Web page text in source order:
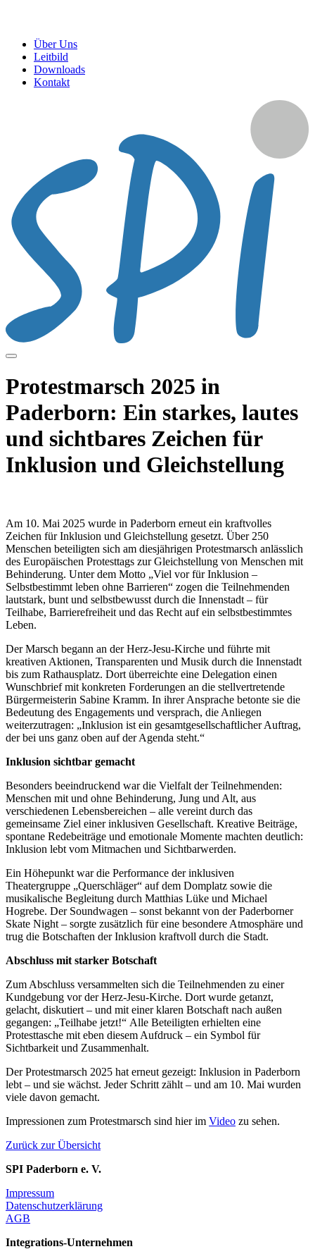
Über Uns
Leitbild
Downloads
Kontakt
Protestmarsch 2025 in
Paderborn: Ein starkes, lautes
und sichtbares Zeichen für
Inklusion und Gleichstellung
Am 10. Mai 2025 wurde in Paderborn erneut ein kraftvolles
Zeichen für Inklusion und Gleichstellung gesetzt. Über 250
Menschen beteiligten sich am diesjährigen Protestmarsch anlässlich
des Europäischen Protesttags zur Gleichstellung von Menschen mit
Behinderung. Unter dem Motto „Viel vor für Inklusion –
Selbstbestimmt leben ohne Barrieren“ zogen die Teilnehmenden
lautstark, bunt und selbstbewusst durch die Innenstadt – für
Teilhabe, Barrierefreiheit und das Recht auf ein selbstbestimmtes
Leben.
Der Marsch begann an der Herz-Jesu-Kirche und führte mit
kreativen Aktionen, Transparenten und Musik durch die Innenstadt
bis zum Rathausplatz. Dort überreichte eine Delegation einen
Wunschbrief mit konkreten Forderungen an die stellvertretende
Bürgermeisterin Sabine Kramm. In ihrer Ansprache betonte sie die
Bedeutung des Engagements und versprach, die Anliegen
weiterzutragen: „Inklusion ist ein gesamtgesellschaftlicher Auftrag,
der bei uns ganz oben auf der Agenda steht.“
Inklusion sichtbar gemacht
Besonders beeindruckend war die Vielfalt der Teilnehmenden:
Menschen mit und ohne Behinderung, Jung und Alt, aus
verschiedenen Lebensbereichen – alle vereint durch das
gemeinsame Ziel einer inklusiven Gesellschaft. Kreative Beiträge,
spontane Redebeiträge und emotionale Momente machten deutlich:
Inklusion lebt vom Mitmachen und Sichtbarwerden.
Ein Höhepunkt war die Performance der inklusiven
Theatergruppe „Querschläger“ auf dem Domplatz sowie die
musikalische Begleitung durch Matthias Lüke und Michael
Hogrebe. Der Soundwagen – sonst bekannt von der Paderborner
Skate Night – sorgte zusätzlich für eine besondere Atmosphäre und
trug die Botschaften der Inklusion kraftvoll durch die Stadt.
Abschluss mit starker Botschaft
Zum Abschluss versammelten sich die Teilnehmenden zu einer
Kundgebung vor der Herz-Jesu-Kirche. Dort wurde getanzt,
gelacht, diskutiert – und mit einer klaren Botschaft nach außen
gegangen: „Teilhabe jetzt!“ Alle Beteiligten erhielten eine
Protesttasche mit eben diesem Aufdruck – ein Symbol für
Sichtbarkeit und Zusammenhalt.
Der Protestmarsch 2025 hat erneut gezeigt: Inklusion in Paderborn
lebt – und sie wächst. Jeder Schritt zählt – und am 10. Mai wurden
viele davon gemacht.
Impressionen zum Protestmarsch sind hier im Video zu sehen.
Zurück zur Übersicht
SPI Paderborn e. V.
Impressum
Datenschutzerklärung
AGB
Integrations-Unternehmen